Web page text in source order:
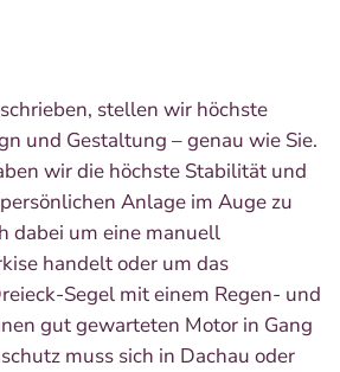
stellen wir höchste
und Gestaltung – genau wie Sie.
wir die höchste Stabilität und
Anlage im Auge zu
dabei um eine manuell
handelt oder um das
Segel mit einem Regen- und
gut gewarteten Motor in Gang
muss sich in Dachau oder